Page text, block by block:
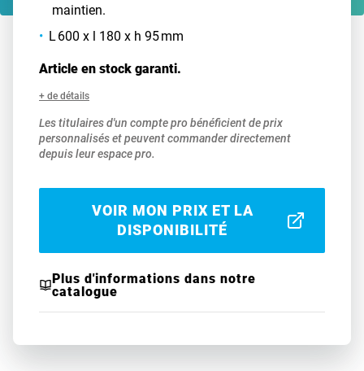
maintien.
L 600 x l 180 x h 95 mm
Article en stock garanti.
+ de détails
Les titulaires d'un compte pro bénéficient de prix
personnalisés et peuvent commander directement
depuis leur espace pro.
VOIR MON PRIX ET LA
DISPONIBILITÉ
Plus d'informations dans notre
catalogue